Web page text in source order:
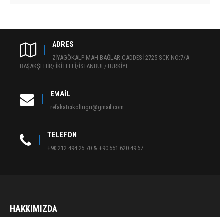
ADRES
ZİYAGÖKALP MAH BAĞLAR CADDESİ 2725 SOK NO:7/A
BAŞAKŞEHİR/ İKİTELLİ/İSTANBUL/TÜRKİYE
EMAIL
refakatcikoltugu@gmail.com
TELEFON
+90 212 494 25 70 & +90 551 620 49 67
HAKKIMIZDA